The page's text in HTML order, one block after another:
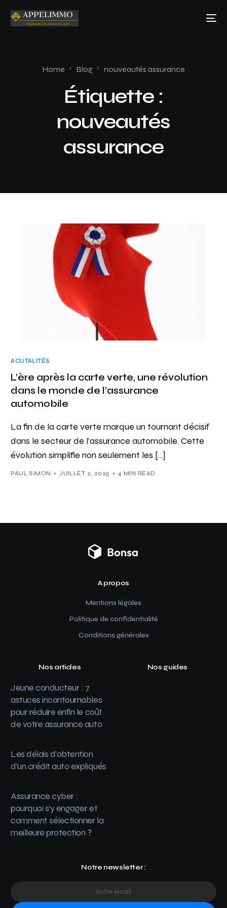
Home Blog nouveautés assurance
Étiquette :
nouveautés
assurance
ACUTALITÉS
L’ère après la carte verte, une révolution
dans le monde de l’assurance
automobile
La fin de la carte verte marque un tournant décisif
dans le secteur de l’assurance automobile. Cette
évolution simplifie non seulement les […]
PAUL SIMON JUILLET 2, 2025 4 MIN READ
A propos
Mentions légales
Politique de confidentialité
Conditions générales
Nos articles
Jeune conducteur : 7
astuces incontournables
pour réduire enfin le coût
de votre assurance auto
Les délais d’obtention
d’un crédit auto expliqués
Assurance cyber :
pourquoi s’y engager et
comment sélectionner la
meilleure protection ?
Nos guides
Notre newsletter :